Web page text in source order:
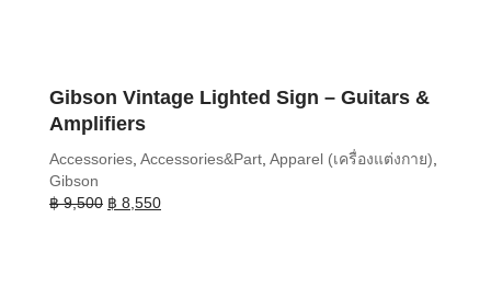
Gibson Vintage Lighted Sign – Guitars &
Amplifiers
Accessories, Accessories&Part, Apparel (เครื่องแต่งกาย),
Gibson
฿9,500 Original
฿ 8,550Current